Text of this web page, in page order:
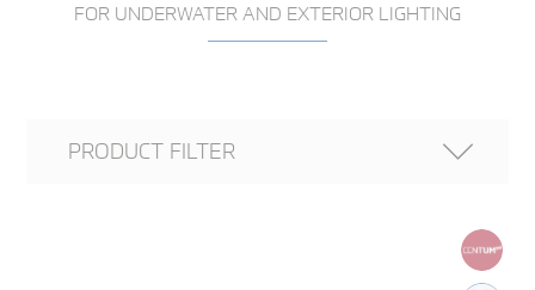
FOR UNDERWATER AND EXTERIOR LIGHTING
PRODUCT FILTER